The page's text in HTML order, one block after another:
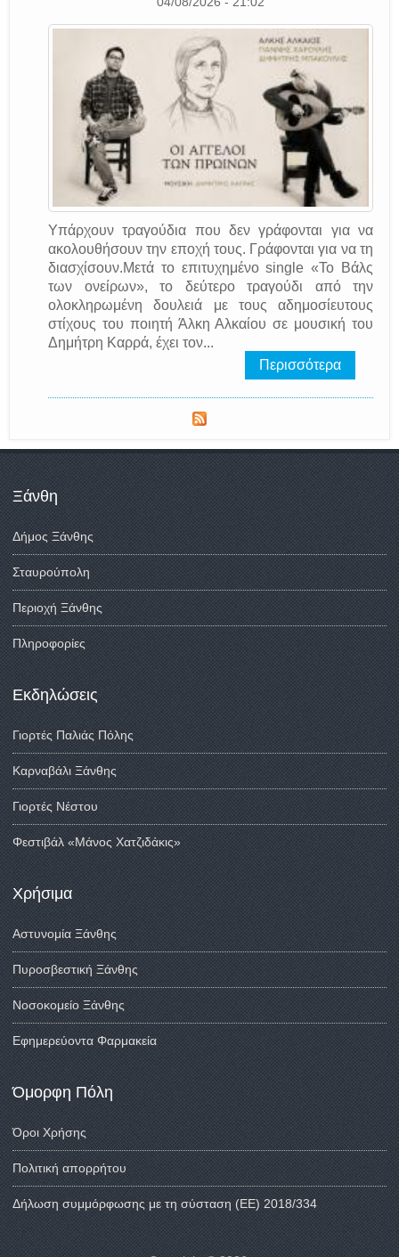
Υπάρχουν τραγούδια που δεν γράφονται για να
ακολουθήσουν την εποχή τους. Γράφονται για να τη
διασχίσουν.Μετά το επιτυχημένο single «Το Βάλς
των ονείρων», το δεύτερο τραγούδι από την
ολοκληρωμένη δουλειά με τους αδημοσίευτους
στίχους του ποιητή Άλκη Αλκαίου σε μουσική του
Δημήτρη Καρρά, έχει τον...
Περισσότερα
Ξάνθη
Δήμος Ξάνθης
Σταυρούπολη
Περιοχή Ξάνθης
Πληροφορίες
Εκδηλώσεις
Γιορτές Παλιάς Πόλης
Καρναβάλι Ξάνθης
Γιορτές Νέστου
Φεστιβάλ «Μάνος Χατζιδάκις»
Χρήσιμα
Αστυνομία Ξάνθης
Πυροσβεστική Ξάνθης
Νοσοκομείο Ξάνθης
Εφημερεύοντα Φαρμακεία
Όμορφη Πόλη
Όροι Χρήσης
Πολιτική απορρήτου
Δήλωση συμμόρφωσης με τη σύσταση (ΕΕ) 2018/334